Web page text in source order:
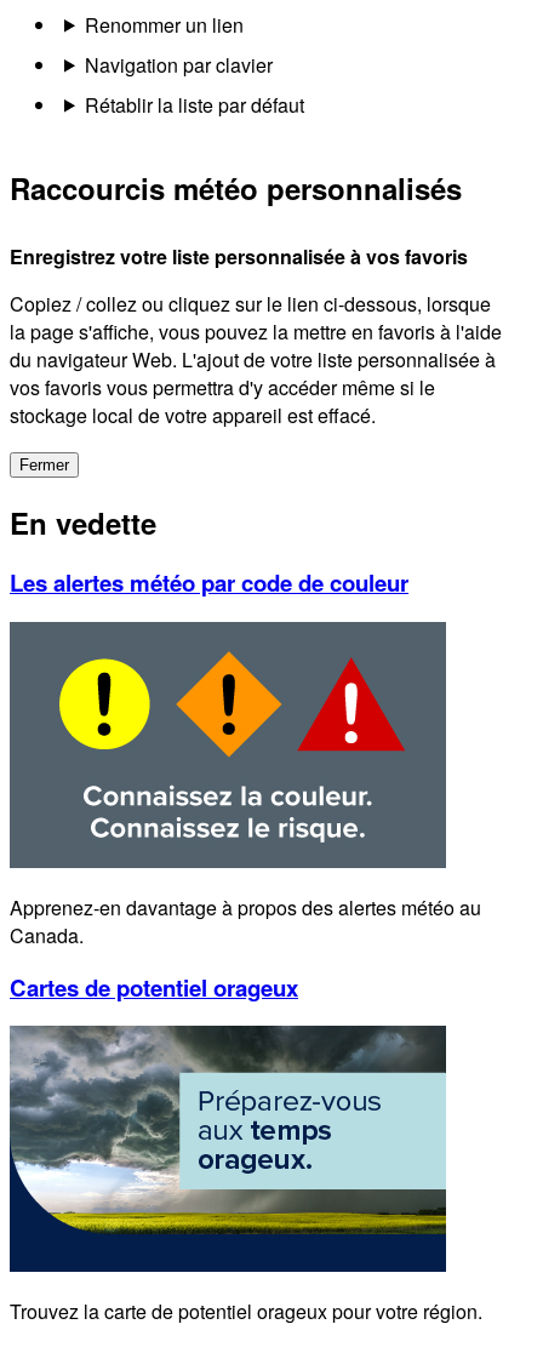
Renommer un lien
Navigation par clavier
Rétablir la liste par défaut
Raccourcis météo personnalisés
Enregistrez votre liste personnalisée à vos favoris
Copiez / collez ou cliquez sur le lien ci-dessous, lorsque
la page s'affiche, vous pouvez la mettre en favoris à l'aide
du navigateur Web. L'ajout de votre liste personnalisée à
vos favoris vous permettra d'y accéder même si le
stockage local de votre appareil est effacé.
Fermer
En vedette
Les alertes météo par code de couleur
Apprenez-en davantage à propos des alertes météo au
Canada.
Cartes de potentiel orageux
Trouvez la carte de potentiel orageux pour votre région.